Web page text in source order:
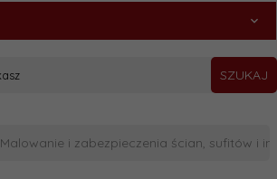
SZUKAJ
Malowanie i zabezpieczenia ścian, sufitów i